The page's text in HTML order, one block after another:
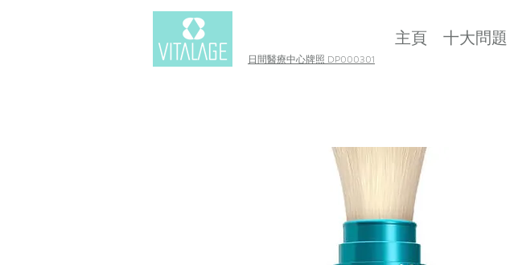
主頁 十大問題
日間醫療中心牌照 DP000301